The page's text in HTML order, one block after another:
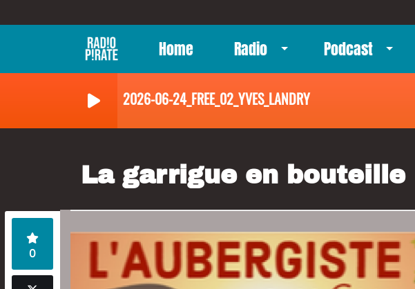
Home Radio Podcast
2026-06-24_FREE_02_YVES_LANDRY
La garrigue en bouteille
0